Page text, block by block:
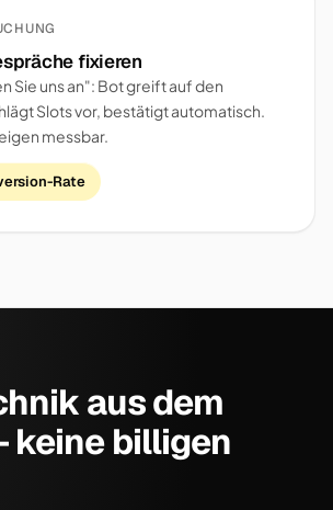
fixieren
Sie uns an": Bot greift auf den
Slots vor, bestätigt automatisch.
messbar.
Rate
aus dem
keine billigen